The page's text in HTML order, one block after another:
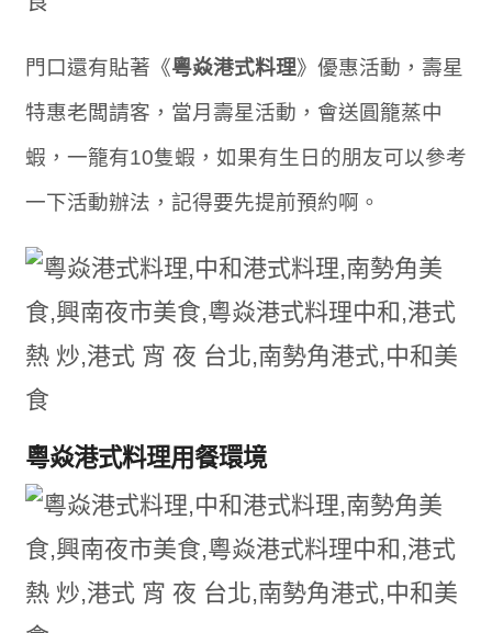
門口還有貼著《粵焱港式料理》優惠活動，壽星
特惠老闆請客，當月壽星活動，會送圓籠蒸中
蝦，一籠有10隻蝦，如果有生日的朋友可以參考
一下活動辦法，記得要先提前預約啊。
粵焱港式料理用餐環境